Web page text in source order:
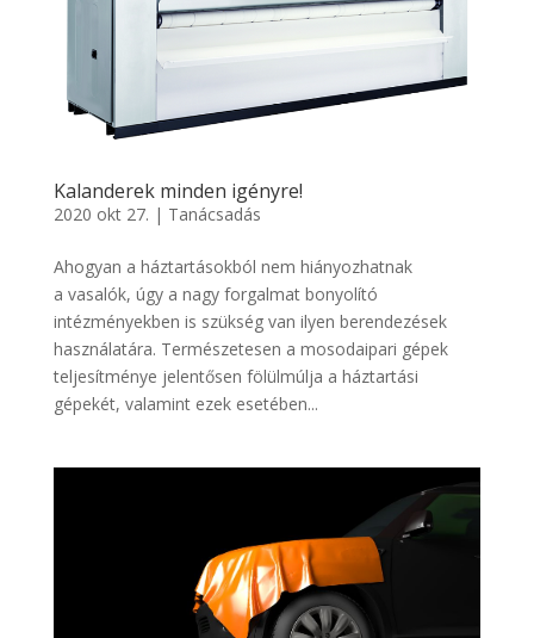
Kalanderek minden igényre!
2020 okt 27. | Tanácsadás
Ahogyan a háztartásokból nem hiányozhatnak
a vasalók, úgy a nagy forgalmat bonyolító
intézményekben is szükség van ilyen berendezések
használatára. Természetesen a mosodaipari gépek
teljesítménye jelentősen fölülmúlja a háztartási
gépekét, valamint ezek esetében...